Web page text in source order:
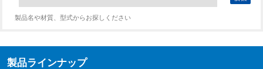
製品名や材質、型式からお探しください
製品ラインナップ